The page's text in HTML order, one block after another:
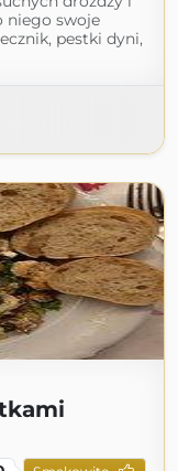
niego swoje
pestki dyni,